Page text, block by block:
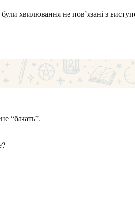
хвилювання не пов’язані з
“бачать”.